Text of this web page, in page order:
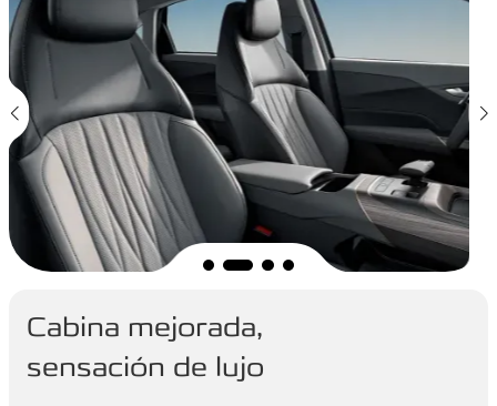
Cabina mejorada,
sensación de lujo